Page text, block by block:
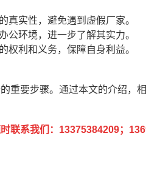
真实性，避免遇到虚假厂家。
公环境，进一步了解其实力。
权利和义务，保障自身利益。
重要步骤。通过本文的介绍
联系我们：13375384209；